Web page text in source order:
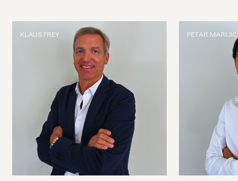
KLAUS FREY PETAR MARIJIC